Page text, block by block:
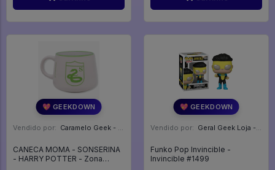
💖 GEEKDOWN
Vendido por: Caramelo Geek - DF
CANECA MOMA - SONSERINA
- HARRY POTTER - Zona
💖 GEEKDOWN
Vendido por: Geral Geek Loja - SP
Funko Pop Invincible -
Invincible #1499